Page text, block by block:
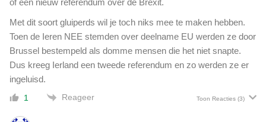
e
t
a
a
n
a
d
a
o
p
n
of een nieuw referendum over de Brexit.
Met dit soort gluiperds wil je toch niks mee te maken hebben.
Toen de Ieren NEE stemden over deelname EU werden ze door
Brussel bestempeld als domme mensen die het niet snapte.
Dus kreeg Ierland een tweede referendum en zo werden ze er
ingeluisd.
1 Reageer Toon Reacties (3)